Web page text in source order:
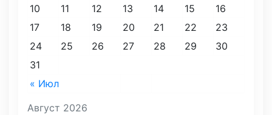
Август 2026
« Июл
10
11 12 13 14 15
16
17
18 19 20 21 22
23
24
25 26 27 28 29
30
31